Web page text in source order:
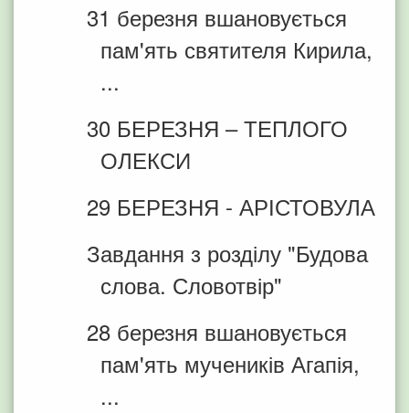
31 березня вшановується
пам'ять святителя Кирила,
...
30 БЕРЕЗНЯ – ТЕПЛОГО
ОЛЕКСИ
29 БЕРЕЗНЯ - АРІСТОВУЛА
Завдання з розділу "Будова
слова. Словотвір"
28 березня вшановується
пам'ять мучеників Агапія,
...